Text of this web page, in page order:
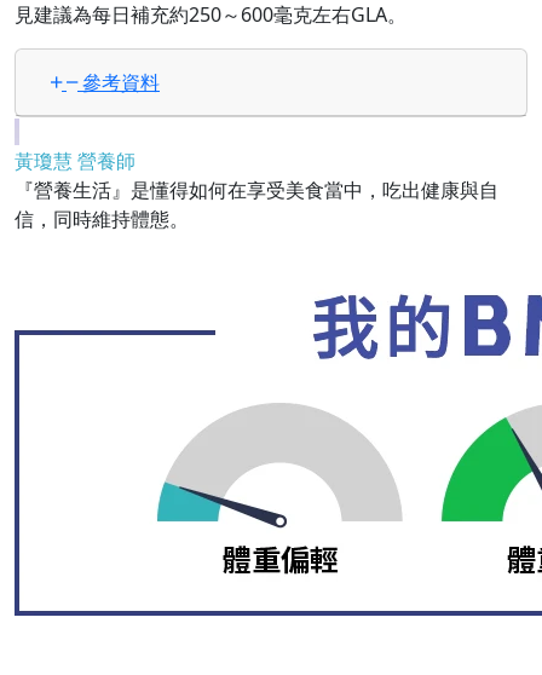
見建議為每日補充約250～600毫克左右GLA。
參考資料
黃瓊慧 營養師
『營養生活』是懂得如何在享受美食當中，吃出健康與自
信，同時維持體態。